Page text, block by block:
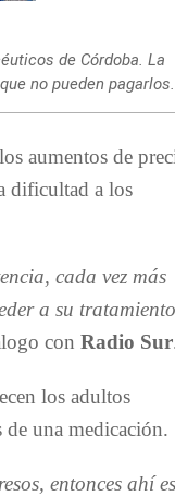
de Córdoba. La
no pueden pagarlos.
aumentos de
dificultad a los
cada vez más
a su tratamiento
con Radio Sur
los adultos
de una medicación.
entonces ahí es